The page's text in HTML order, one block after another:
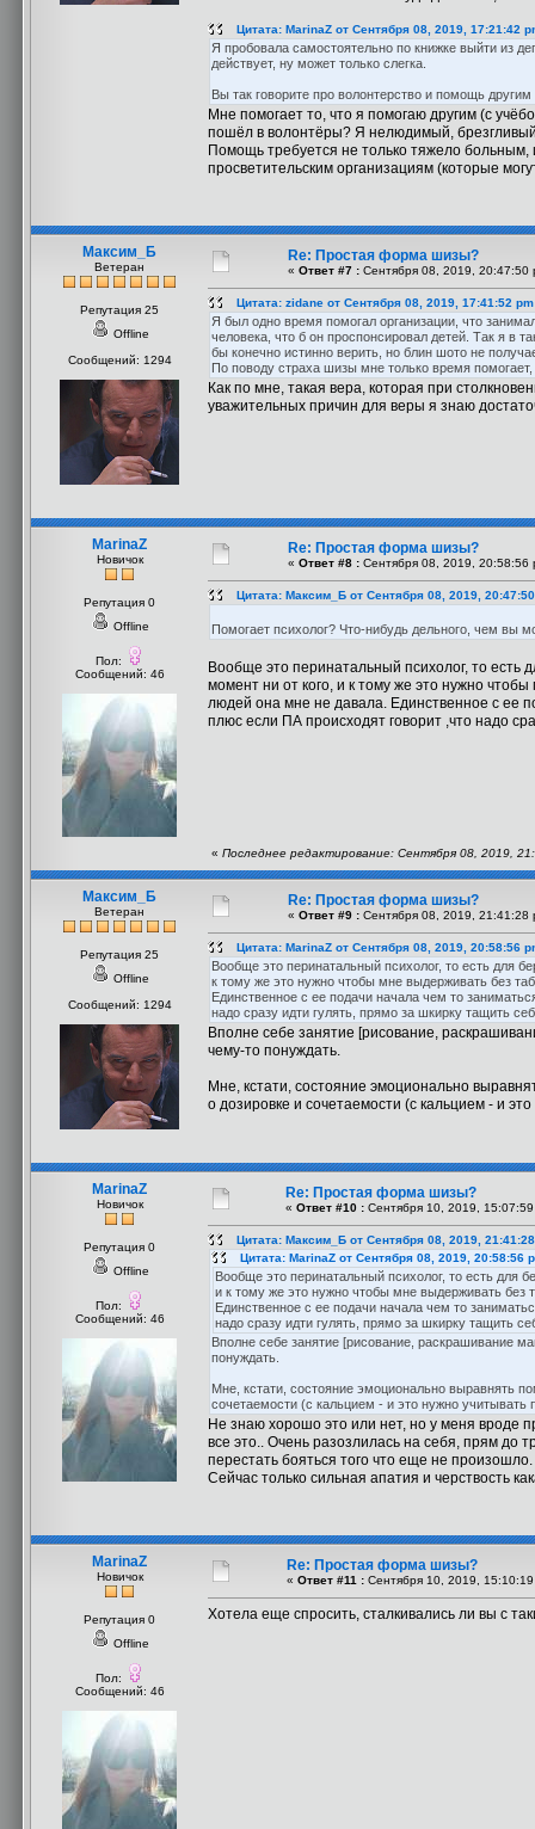
Цитата: MarinaZ от Сентября 08, 2019, 17:21:42
Я пробовала самостоятельно по книжке выйти из
действует, ну может только слегка.
Вы так говорите про волонтерство и помощь
Мне помогает то, что я помогаю другим (с
пошёл в волонтёры? Я нелюдимый,
Помощь требуется не только тяжело
просветительским организациям (которые
Максим_Б
Ветеран
Репутация 25
Offline
Сообщений: 1294
Re: Простая форма шизы?
« Ответ #7 : Сентября 08, 2019, 20:47:50
Цитата: zidane от Сентября 08, 2019, 17:41:52 pm
Я был одно время помогал организации, что
человека, что б он проспонсировал детей. Так я в
бы конечно истинно верить, но блин шото не
По поводу страха шизы мне только время
Как по мне, такая вера, которая при
уважительных причин для веры я знаю
MarinaZ
Новичок
Репутация 0
Offline
Пол:
Сообщений: 46
Re: Простая форма шизы?
« Ответ #8 : Сентября 08, 2019, 20:58:56
Цитата: Максим_Б от Сентября 08, 2019,
Помогает психолог? Что-нибудь дельного, чем вы
Вообще это перинатальный психолог, то
момент ни от кого, и к тому же это нужно
людей она мне не давала. Единственное с ее
плюс если ПА происходят говорит ,что надо
« Последнее редактирование: Сентября 08, 2019,
Максим_Б
Ветеран
Репутация 25
Offline
Сообщений: 1294
Re: Простая форма шизы?
« Ответ #9 : Сентября 08, 2019, 21:41:28
Цитата: MarinaZ от Сентября 08, 2019, 20:58:56
Вообще это перинатальный психолог, то есть для
к тому же это нужно чтобы мне выдерживать без
Единственное с ее подачи начала чем то
надо сразу идти гулять, прямо за шкирку тащить
Вполне себе занятие [рисование,
чему-то понуждать.
Мне, кстати, состояние эмоционально
о дозировке и сочетаемости (с кальцием - и
MarinaZ
Новичок
Репутация 0
Offline
Пол:
Сообщений: 46
Re: Простая форма шизы?
« Ответ #10 : Сентября 10, 2019,
Цитата: Максим_Б от Сентября 08, 2019,
Цитата: MarinaZ от Сентября 08, 2019, 20:58:56
Вообще это перинатальный психолог, то есть для
и к тому же это нужно чтобы мне выдерживать без
Единственное с ее подачи начала чем то
надо сразу идти гулять, прямо за шкирку тащить
Вполне себе занятие [рисование, раскрашивание
понуждать.
Мне, кстати, состояние эмоционально выравнять
сочетаемости (с кальцием - и это нужно
Не знаю хорошо это или нет, но у меня вроде
все это.. Очень разозлилась на себя, прям до
перестать бояться того что еще не произошло.
Сейчас только сильная апатия и черствость
MarinaZ
Новичок
Репутация 0
Offline
Пол:
Сообщений: 46
Re: Простая форма шизы?
« Ответ #11 : Сентября 10, 2019,
Хотела еще спросить, сталкивались ли вы с